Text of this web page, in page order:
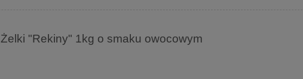
Żelki "Rekiny" 1kg o smaku owocowym